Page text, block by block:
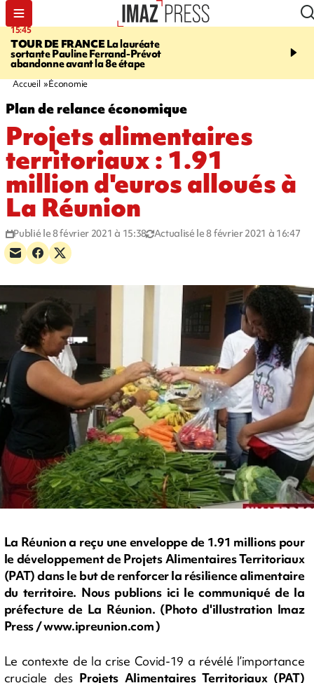
15:45
TOUR DE FRANCELa lauréate
sortante Pauline Ferrand-Prévot
abandonne avant la 8e étape
20:17
routière, concours de
Accueil Économie
Plan de relance économique
Projets alimentaires
territoriaux : 1.91
million d'euros alloués à
La Réunion
Publié le 8 février 2021 à 15:38 Actualisé le 8 février 2021 à 16:47
La Réunion a reçu une enveloppe de 1.91 millions pour
le développement de Projets Alimentaires Territoriaux
(PAT) dans le but de renforcer la résilience alimentaire
du territoire. Nous publions ici le communiqué de la
préfecture de La Réunion. (Photo d'illustration Imaz
Press / www.ipreunion.com )
Le contexte de la crise Covid-19 a révélé l’importance
cruciale des Projets Alimentaires Territoriaux (PAT)